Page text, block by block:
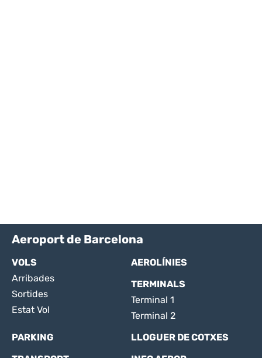
Aeroport de Barcelona
VOLS
Arribades
Sortides
Estat Vol
AEROLÍNIES
TERMINALS
Terminal 1
Terminal 2
PARKING
LLOGUER DE COTXES